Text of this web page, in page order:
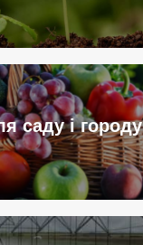
саду і городу